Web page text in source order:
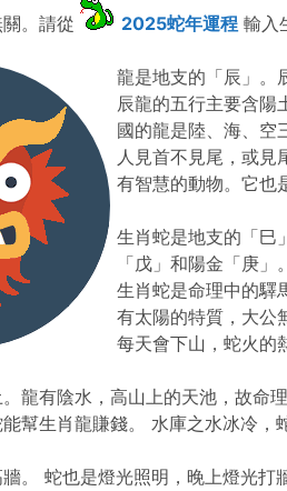
。請從
2025蛇年運程 輸入
龍是地支的「辰」。
辰龍的五行主要含陽
國的龍是陸、海、空
人見首不見尾，或見
有智慧的動物。它也
生肖蛇是地支的「巳
「戊」和陽金「庚
生肖蛇是命理中的驛
有太陽的特質，大公
每天會下山，蛇火的
龍有陰水，高山上的天池，故命
幫生肖龍賺錢。 水庫之水冰冷，
。 蛇也是燈光照明，晚上燈光打